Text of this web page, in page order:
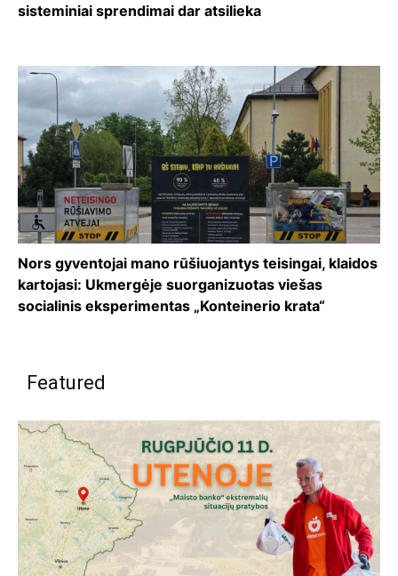
sisteminiai sprendimai dar atsilieka
Nors gyventojai mano rūšiuojantys teisingai, klaidos
kartojasi: Ukmergėje suorganizuotas viešas
socialinis eksperimentas „Konteinerio krata“
Featured